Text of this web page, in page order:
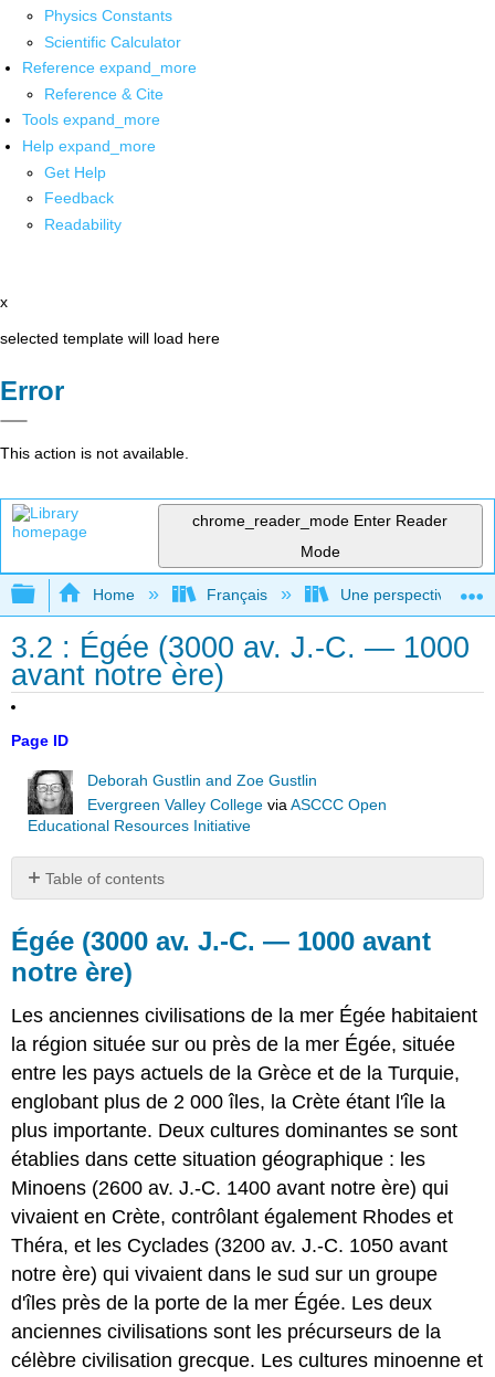
Physics Constants
Scientific Calculator
Reference expand_more
Reference & Cite
Tools expand_more
Help expand_more
Get Help
Feedback
Readability
x
selected template will load here
Error
This action is not available.
chrome_reader_mode Enter Reader
Mode
Expand/collapse global hierarchy
Home Français Une perspective
3.2 : Égée (3000 av. J.-C. — 1000
avant notre ère)
Page ID
Deborah Gustlin and Zoe Gustlin
Evergreen Valley College viaASCCC Open
Educational Resources Initiative
Table of contents
(3000
av.
J.-
—
1000
avant
notre
ère)
Égée (3000 av. J.-C. — 1000 avant
notre ère)
Les anciennes civilisations de la mer Égée habitaient
la région située sur ou près de la mer Égée, située
entre les pays actuels de la Grèce et de la Turquie,
englobant plus de 2 000 îles, la Crète étant l'île la
plus importante. Deux cultures dominantes se sont
établies dans cette situation géographique : les
Minoens (2600 av. J.-C. 1400 avant notre ère) qui
vivaient en Crète, contrôlant également Rhodes et
Théra, et les Cyclades (3200 av. J.-C. 1050 avant
notre ère) qui vivaient dans le sud sur un groupe
d'îles près de la porte de la mer Égée. Les deux
anciennes civilisations sont les précurseurs de la
célèbre civilisation grecque. Les cultures minoenne et